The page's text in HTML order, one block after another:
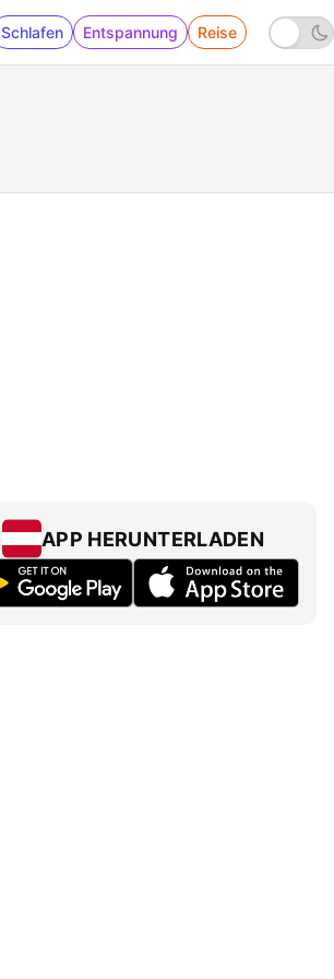
Schlafen Entspannung Reise
APP HERUNTERLADEN